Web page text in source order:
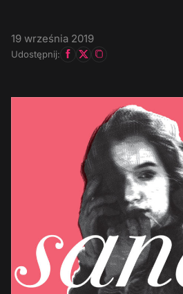
19 września 2019
Udostępnij: